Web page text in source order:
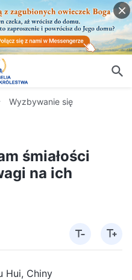
Wyzbywanie się
śmiałości
na ich
Hui, Chiny